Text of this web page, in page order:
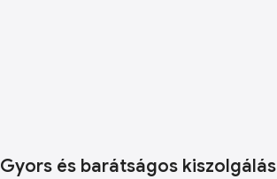
Gyors és barátságos kiszolgálás